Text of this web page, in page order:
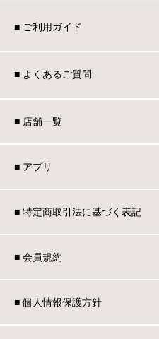
■ ご利用ガイド
■ よくあるご質問
■ 店舗一覧
■ アプリ
■ 特定商取引法に基づく表記
■ 会員規約
■ 個人情報保護方針